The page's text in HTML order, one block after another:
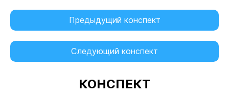
Предыдущий конспект
Следующий конспект
КОНСПЕКТ